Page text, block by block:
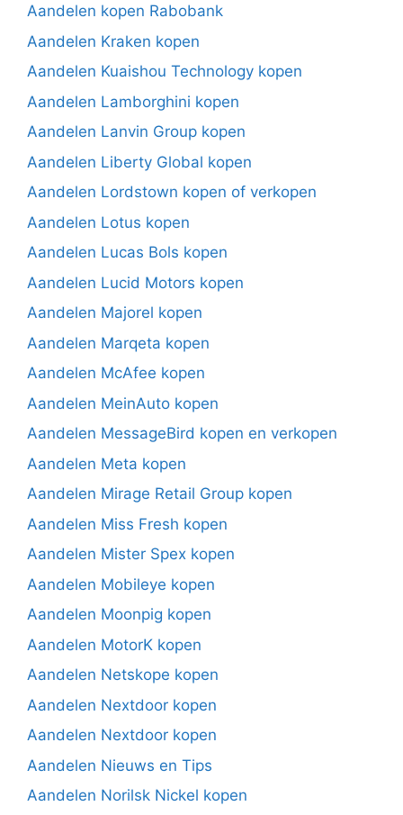
Aandelen kopen Rabobank
Aandelen Kraken kopen
Aandelen Kuaishou Technology kopen
Aandelen Lamborghini kopen
Aandelen Lanvin Group kopen
Aandelen Liberty Global kopen
Aandelen Lordstown kopen of verkopen
Aandelen Lotus kopen
Aandelen Lucas Bols kopen
Aandelen Lucid Motors kopen
Aandelen Majorel kopen
Aandelen Marqeta kopen
Aandelen McAfee kopen
Aandelen MeinAuto kopen
Aandelen MessageBird kopen en verkopen
Aandelen Meta kopen
Aandelen Mirage Retail Group kopen
Aandelen Miss Fresh kopen
Aandelen Mister Spex kopen
Aandelen Mobileye kopen
Aandelen Moonpig kopen
Aandelen MotorK kopen
Aandelen Netskope kopen
Aandelen Nextdoor kopen
Aandelen Nextdoor kopen
Aandelen Nieuws en Tips
Aandelen Norilsk Nickel kopen